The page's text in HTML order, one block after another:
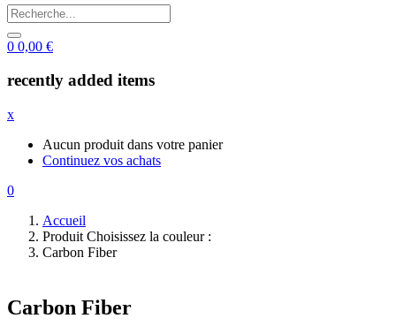
0 0,00 €
recently added items
x
Aucun produit dans votre panier
Continuez vos achats
0
Accueil
Produit Choisissez la couleur :
Carbon Fiber
Carbon Fiber